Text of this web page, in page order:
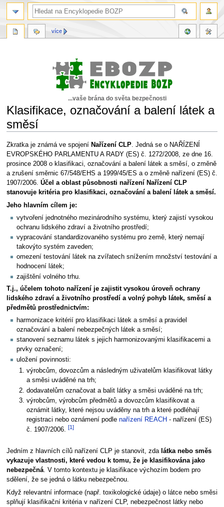
...vaše brána do světa bezpečnosti
Klasifikace, označování a balení látek a
směsí
Skočit
na
navigaci
Skočit
na
vyhledávání
Zkratka je známá ve spojení Nařízení CLP. Jedná se o NAŘÍZENÍ
EVROPSKÉHO PARLAMENTU A RADY (ES) č. 1272/2008, ze dne 16.
prosince 2008 o klasifikaci, označování a balení látek a směsí, o změně
a zrušení směrnic 67/548/EHS a 1999/45/ES a o změně nařízení (ES) č.
1907/2006. Účel a oblast působnosti nařízení Nařízení CLP
stanovuje kritéria pro klasifikaci, označování a balení látek a směsí.
Jeho hlavním cílem je:
vytvoření jednotného mezinárodního systému, který zajistí vysokou
ochranu lidského zdraví a životního prostředí;
vypracování standardizovaného systému pro země, který nemají
takovýto systém zaveden;
omezení testování látek na zvířatech snížením množství testování a
hodnocení látek;
zajištění volného trhu.
T.j., účelem tohoto nařízení je zajistit vysokou úroveň ochrany
lidského zdraví a životního prostředí a volný pohyb látek, směsí a
předmětů prostřednictvím:
harmonizace kritérií pro klasifikaci látek a směsí a pravidel
označování a balení nebezpečných látek a směsí;
stanovení seznamu látek s jejich harmonizovanými klasifikacemi a
prvky označení;
uložení povinnosti:
výrobcům, dovozcům a následným uživatelům klasifikovat látky
a směsi uváděné na trh;
dodavatelům označovat a balit látky a směsi uváděné na trh;
výrobcům, výrobcům předmětů a dovozcům klasifikovat a
oznámit látky, které nejsou uváděny na trh a které podléhají
registraci nebo oznámení podlenařízení REACH - nařízení (ES)
č. 1907/2006.[1]
Jedním z hlavních cílů nařízení CLP je stanovit, zda látka nebo směs
vykazuje vlastnosti, které vedou k tomu, že je klasifikována jako
nebezpečná. V tomto kontextu je klasifikace výchozím bodem pro
sdělení, že se jedná o látku nebezpečnou.
Když relevantní informace (např. toxikologické údaje) o látce nebo směsi
splňují klasifikační kritéria v nařízení CLP, nebezpečnost látky nebo
více